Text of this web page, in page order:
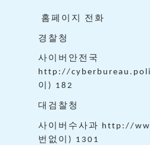
홈페이지 전화
경찰청
사이버안전국
http://
이 ) 182
대검찰청
사이버수사과 http://
번없이 ) 1301